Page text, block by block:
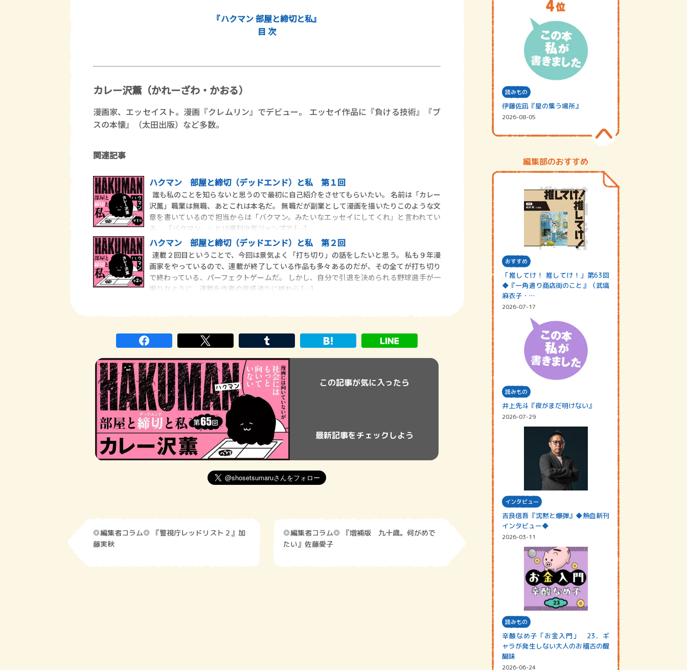
『ハクマン 部屋と締切と私』
目 次
カレー沢薫（かれーざわ・かおる）
漫画家、エッセイスト。漫画『クレムリン』でデビュー。 エッセイ作品に『負ける技術』『ブ
スの本懐』（太田出版）など多数。
関連記事
ハクマン 部屋と締切（デッドエンド）と私 第１回
誰も私のことを知らないと思うので最初に自己紹介をさせてもらいたい。 名前は「カレー
沢薫」職業は無職、あとこれは本名だ。 無職だが副業として漫画を描いたりこのような文
章を書いているので担当からは「バクマン。みたいなエッセイにしてくれ」と言われてい
る。 「バクマン。」とは週刊少年ジャンプで […]
ハクマン 部屋と締切（デッドエンド）と私 第２回
連載２回目ということで、今回は景気よく「打ち切り」の話をしたいと思う。 私も９年漫
画家をやっているので、連載が終了している作品も多々あるのだが、その全てが打ち切り
で終わっている、パーフェクトゲームだ。 しかし、自分で引退を決められる野球選手が一
握りなように、連載を作者の思惑通りに終わら […]
この記事が気に入ったら
最新記事をチェックしよう
◎編集者コラム◎ 『警視庁レッドリスト２』加
藤実秋
◎編集者コラム◎ 『増補版 九十歳。何がめで
たい』佐藤愛子
読みもの
伊藤佐凪『星の集う場所』
2026-08-05
編集部のおすすめ
おすすめ
「推してけ！ 推してけ！」第63回
◆『一角通り商店街のこと』（武塙
麻衣子・…
2026-07-17
読みもの
井上先斗『夜がまだ明けない』
2026-07-29
インタビュー
吉良信吾『沈黙と爆弾』◆熱血新刊
インタビュー◆
2026-03-11
読みもの
辛酸なめ子「お金入門」 23．ギ
ャラが発生しない大人のお稽古の醍
醐味
2026-06-24